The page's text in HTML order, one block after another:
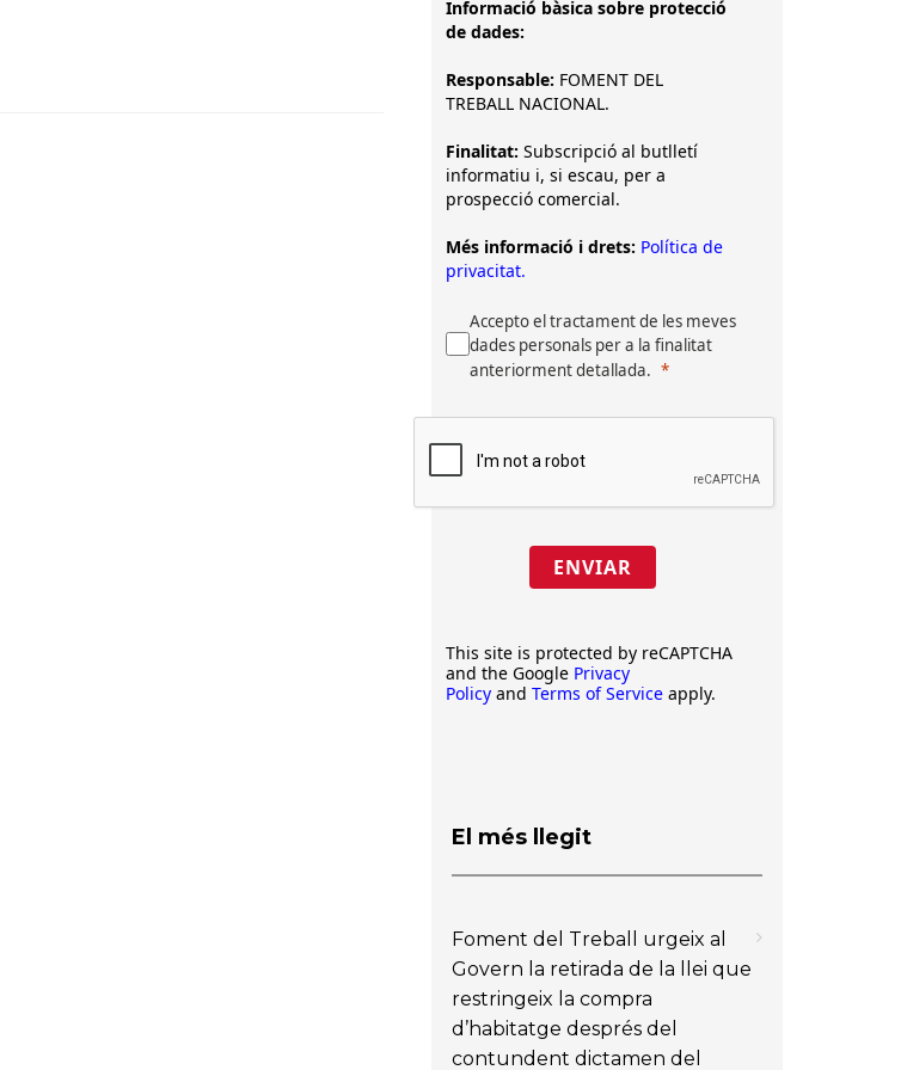
Informació bàsica sobre protecció
de dades:
Responsable: FOMENT DEL
TREBALL NACIONAL.
Finalitat: Subscripció al butlletí
informatiu i, si escau, per a
prospecció comercial.
Més informació i drets: Política de
privacitat.
Accepto el tractament de les meves
dades personals per a la finalitat
anteriorment detallada.
ENVIAR
This site is protected by reCAPTCHA
and the Google Privacy
Policy and Terms of Service apply.
El més llegit
Foment del Treball urgeix al
Govern la retirada de la llei que
restringeix la compra
d’habitatge després del
contundent dictamen del